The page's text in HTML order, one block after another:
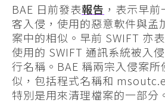
BAE 日前發表報告 ，表示早
客入侵，使用的惡意軟件與孟
案中的相似。早前 SWIFT 亦
使用的 SWIFT 通訊系統被入
行名稱。BAE 稱兩宗入侵案
似，包括程式名稱和
特別是用來清理檔案的一部分